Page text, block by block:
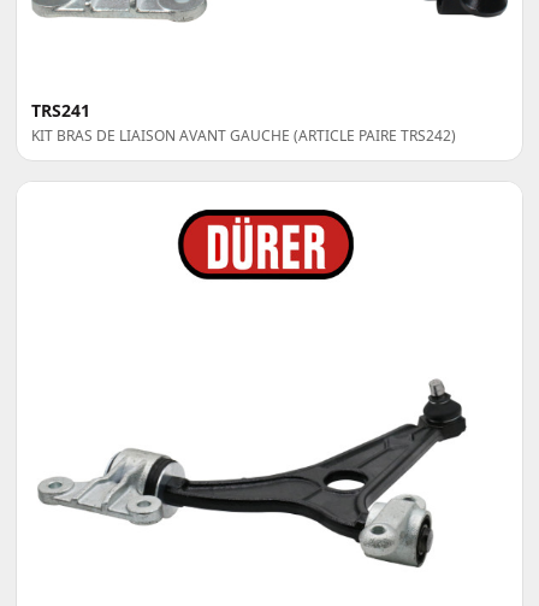
TRS241
KIT BRAS DE LIAISON AVANT GAUCHE (ARTICLE PAIRE TRS242)